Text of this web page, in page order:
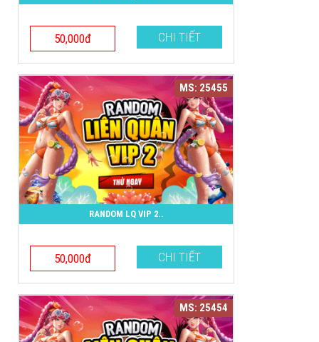
50,000đ CHI TIẾT
MS: 25455
RANDOM LQ VIP 2..
50,000đ CHI TIẾT
MS: 25454